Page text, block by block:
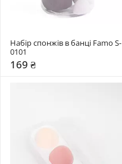
Набір спонжів в банці Famo S-
0101
169 ₴